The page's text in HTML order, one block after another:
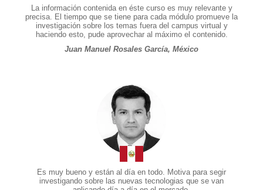
La información contenida en éste curso es muy relevante y
precisa. El tiempo que se tiene para cada módulo promueve la
investigación sobre los temas fuera del campus virtual y
haciendo esto, pude aprovechar al máximo el contenido.
Juan Manuel Rosales García, México
Es muy bueno y están al día en todo. Motiva para segir
investigando sobre las nuevas tecnologias que se van